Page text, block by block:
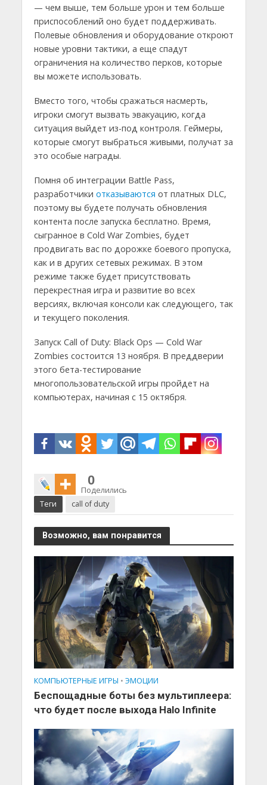
— чем выше, тем больше урон и тем больше
приспособлений оно будет поддерживать.
Полевые обновления и оборудование откроют
новые уровни тактики, а еще спадут
ограничения на количество перков, которые
вы можете использовать.
Вместо того, чтобы сражаться насмерть,
игроки смогут вызвать эвакуацию, когда
ситуация выйдет из-под контроля. Геймеры,
которые смогут выбраться живыми, получат за
это особые награды.
Помня об интеграции Battle Pass,
разработчики отказываются от платных DLC,
поэтому вы будете получать обновления
контента после запуска бесплатно. Время,
сыгранное в Cold War Zombies, будет
продвигать вас по дорожке боевого пропуска,
как и в других сетевых режимах. В этом
режиме также будет присутствовать
перекрестная игра и развитие во всех
версиях, включая консоли как следующего, так
и текущего поколения.
Запуск Call of Duty: Black Ops — Cold War
Zombies состоится 13 ноября. В преддверии
этого бета-тестирование
многопользовательской игры пройдет на
компьютерах, начиная с 15 октября.
0
Поделились
Теги call of duty
Возможно, вам понравится
КОМПЬЮТЕРНЫЕ ИГРЫ • ЭМОЦИИ
Беспощадные боты без мультиплеера:
что будет после выхода Halo Infinite